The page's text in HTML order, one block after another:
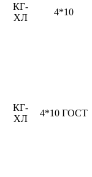
КГ-
ХЛ
4*10
КГ-
ХЛ
4*10 ГОСТ